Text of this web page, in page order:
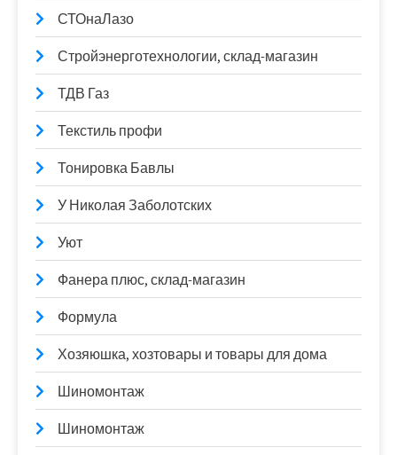
СТОнаЛазо
Стройэнерготехнологии, склад-магазин
ТДВ Газ
Текстиль профи
Тонировка Бавлы
У Николая Заболотских
Уют
Фанера плюс, склад-магазин
Формула
Хозяюшка, хозтовары и товары для дома
Шиномонтаж
Шиномонтаж